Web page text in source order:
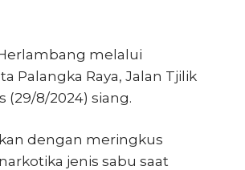
melalui
Palangka Raya, Jalan Tjilik
(29/8/2024) siang.
dengan meringkus
jenis sabu saat